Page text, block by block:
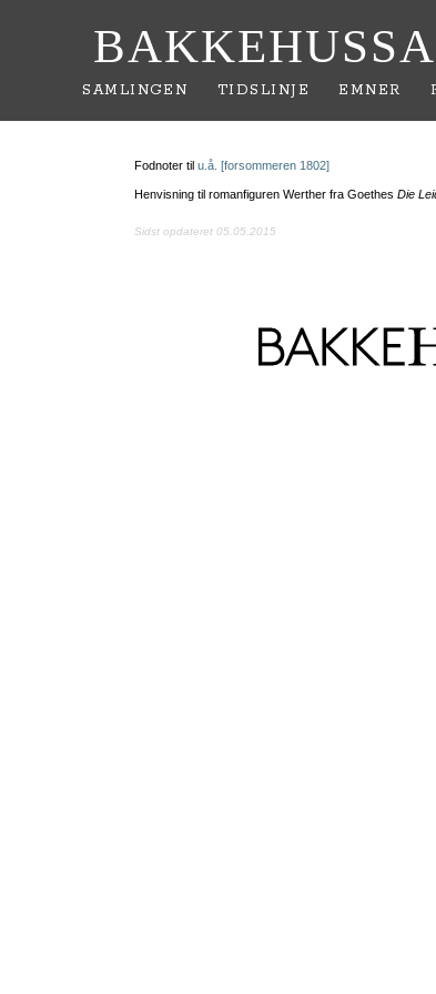
SAMLINGEN TIDSLINJE EMNER
Fodnoter til u.å. [forsommeren 1802]
Henvisning til romanfiguren Werther fra Goethes Die
Sidst opdateret 05.05.2015